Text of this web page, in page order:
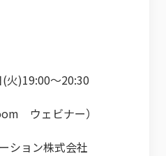
火)19:00～20:30
ウェビナー）
ション株式会社